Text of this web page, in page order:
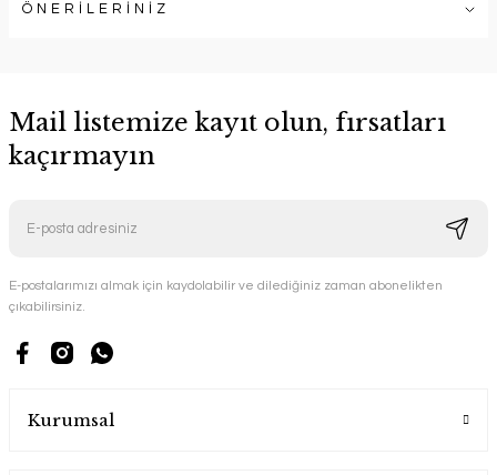
ÖNERİLERİNİZ
Mail listemize kayıt olun, fırsatları
kaçırmayın
E-postalarımızı almak için kaydolabilir ve dilediğiniz zaman abonelikten
çıkabilirsiniz.
Kurumsal